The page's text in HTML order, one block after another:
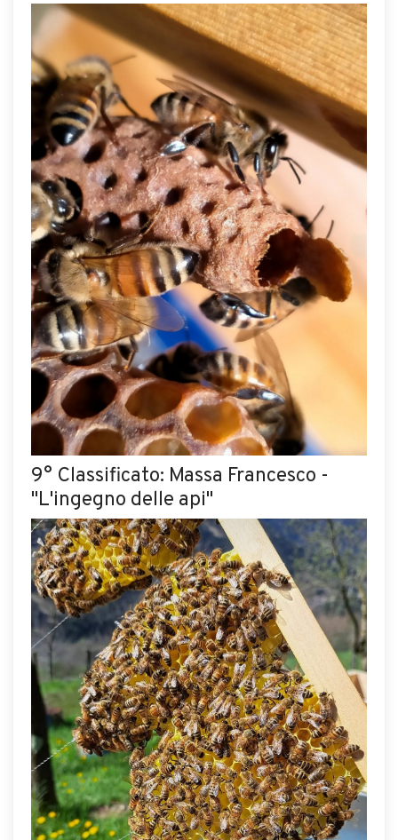
9° Classificato: Massa Francesco -
"L'ingegno delle api"